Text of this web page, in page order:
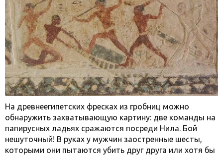
На древнеегипетских фресках из гробниц можно
обнаружить захватывающую картину: две команды на
папирусных ладьях сражаются посреди Нила. Бой
нешуточный! В руках у мужчин заостренные шесты,
которыми они пытаются убить друг друга или хотя бы